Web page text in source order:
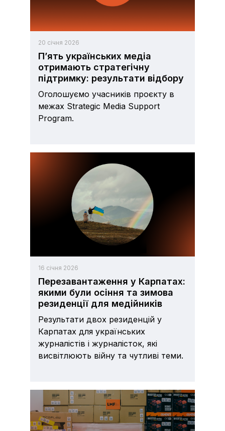
20 січня 2026
П’ять українських медіа
отримають стратегічну
підтримку: результати відбору
Оголошуємо учасників проєкту в
межах Strategic Media Support
Program.
16 січня 2026
Перезавантаження у Карпатах:
якими були осіння та зимова
резиденції для медійників
Результати двох резиденцій у
Карпатах для українських
журналістів і журналісток, які
висвітлюють війну та чутливі теми.